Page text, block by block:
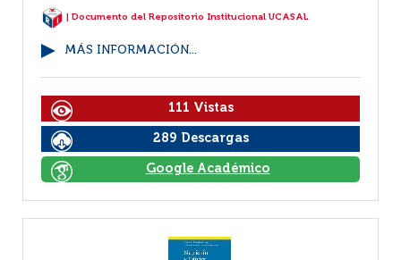
| Documento del Repositorio Institucional UCASAL
MÁS INFORMACIÓN...
111 Vistas
289 Descargas
Google Académico